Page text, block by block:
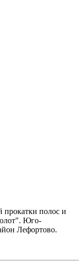
прокатки полос и
Юго-
Лефортово.